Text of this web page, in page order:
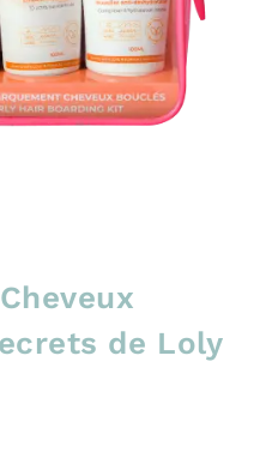
de Loly